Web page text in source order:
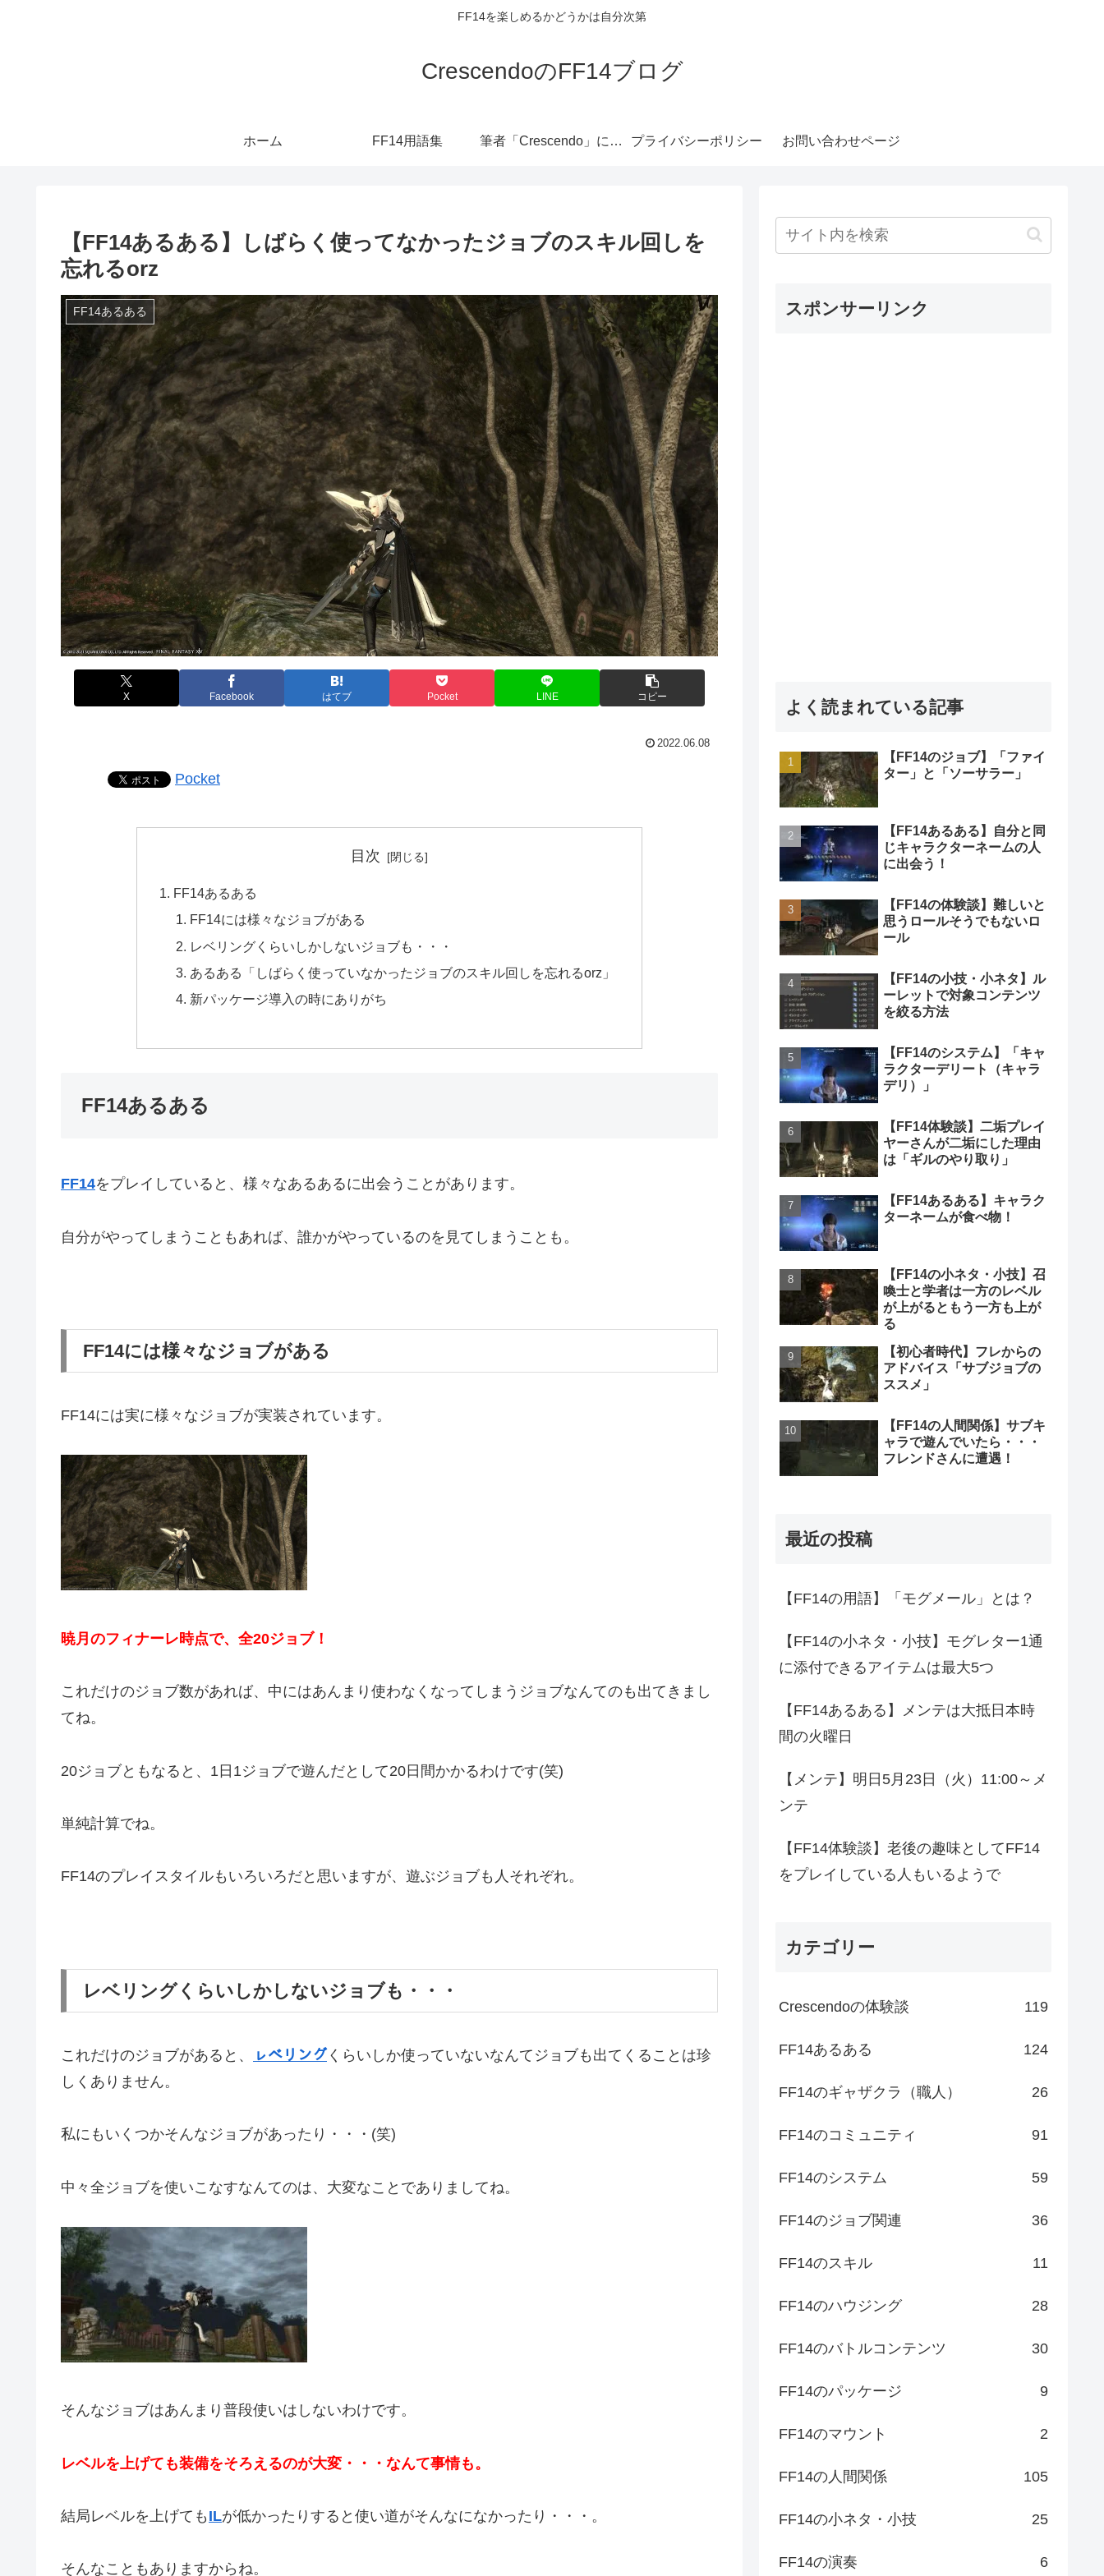
FF14を楽しめるかどうかは自分次第
CrescendoのFF14ブログ
ホーム FF14用語集 筆者「Crescendo」について プライバシーポリシー お問い合わせページ
【FF14あるある】しばらく使ってなかったジョブのスキル回しを
忘れるorz
FF14あるある
X Facebook はてブ Pocket LINE コピー
2022.06.08
Pocket
目次
FF14あるある
FF14には様々なジョブがある
レベリングくらいしかしないジョブも・・・
あるある「しばらく使っていなかったジョブのスキル回しを忘れるorz」
新パッケージ導入の時にありがち
FF14あるある
FF14をプレイしていると、様々なあるあるに出会うことがあります。
自分がやってしまうこともあれば、誰かがやっているのを見てしまうことも。
FF14には様々なジョブがある
FF14には実に様々なジョブが実装されています。
暁月のフィナーレ時点で、全20ジョブ！
これだけのジョブ数があれば、中にはあんまり使わなくなってしまうジョブなんてのも出てきまし
てね。
20ジョブともなると、1日1ジョブで遊んだとして20日間かかるわけです(笑)
単純計算でね。
FF14のプレイスタイルもいろいろだと思いますが、遊ぶジョブも人それぞれ。
レベリングくらいしかしないジョブも・・・
これだけのジョブがあると、 ㇾべリングくらいしか使っていないなんてジョブも出てくることは珍
しくありません。
私にもいくつかそんなジョブがあったり・・・(笑)
中々全ジョブを使いこなすなんてのは、大変なことでありましてね。
そんなジョブはあんまり普段使いはしないわけです。
レベルを上げても装備をそろえるのが大変・・・なんて事情も。
結局レベルを上げても ILが低かったりすると使い道がそんなになかったり・・・。
そんなこともありますからね。
スポンサーリンク
よく読まれている記事
【FF14のジョブ】「ファイ
ター」と「ソーサラー」
【FF14あるある】自分と同
じキャラクターネームの人
に出会う！
【FF14の体験談】難しいと
思うロールそうでもないロ
ール
【FF14の小技・小ネタ】ル
ーレットで対象コンテンツ
を絞る方法
【FF14のシステム】「キャ
ラクターデリート（キャラ
デリ）」
【FF14体験談】二垢プレイ
ヤーさんが二垢にした理由
は「ギルのやり取り」
【FF14あるある】キャラク
ターネームが食べ物！
【FF14の小ネタ・小技】召
喚士と学者は一方のレベル
が上がるともう一方も上が
る
【初心者時代】フレからの
アドバイス「サブジョブの
ススメ」
【FF14の人間関係】サブキ
ャラで遊んでいたら・・・
フレンドさんに遭遇！
最近の投稿
【FF14の用語】「モグメール」とは？
【FF14の小ネタ・小技】モグレター1通
に添付できるアイテムは最大5つ
【FF14あるある】メンテは大抵日本時
間の火曜日
【メンテ】明日5月23日（火）11:00～メ
ンテ
【FF14体験談】老後の趣味としてFF14
をプレイしている人もいるようで
カテゴリー
Crescendoの体験談 119
FF14あるある 124
FF14のギャザクラ（職人） 26
FF14のコミュニティ 91
FF14のシステム 59
FF14のジョブ関連 36
FF14のスキル 11
FF14のハウジング 28
FF14のバトルコンテンツ 30
FF14のパッケージ 9
FF14のマウント 2
FF14の人間関係 105
FF14の小ネタ・小技 25
FF14の演奏 6